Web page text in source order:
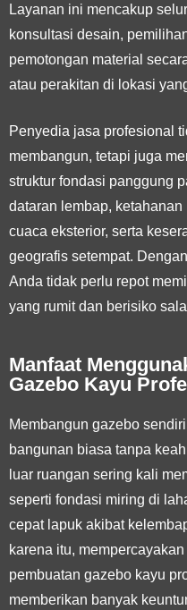
Layanan ini mencakup
konsultasi desain,
pemotongan material
atau perakitan di lokasi
Penyedia jasa profesional
membangun, tetapi juga
struktur fondasi panggung
dataran lembap,
cuaca eksterior, serta
geografis setempat.
Anda tidak perlu repot
yang rumit dan berisiko
Manfaat
Gazebo Kayu
Membangun gazebo
bangunan biasa tanpa
luar ruangan sering kali
seperti fondasi miring di
cepat lapuk akibat
karena itu,
pembuatan gazebo kayu
memberikan banyak